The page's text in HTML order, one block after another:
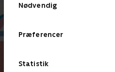
Nødvendig
Præferencer
Statistik